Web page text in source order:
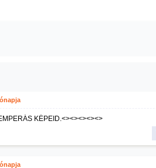
KÉPEID.<><><><><>